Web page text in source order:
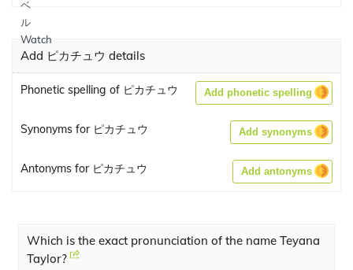
Add ピカチュウ details
Phonetic spelling of ピカチュウ Add phonetic spelling
Synonyms for ピカチュウ Add synonyms
Antonyms for ピカチュウ Add antonyms
Which is the exact pronunciation of the name Teyana
Taylor?